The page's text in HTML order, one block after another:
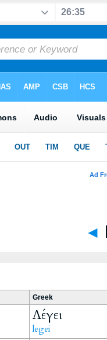
◄
Greek
Λέγει
legei